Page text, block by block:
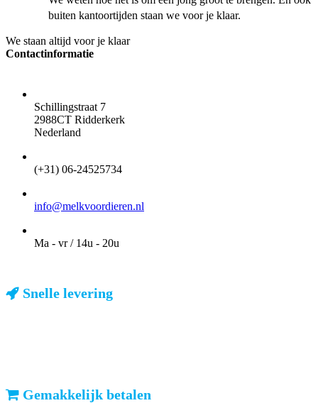
buiten kantoortijden staan we voor je klaar.
We staan altijd voor je klaar
Contactinformatie
Schillingstraat 7
2988CT Ridderkerk
Nederland
(+31) 06-24525734
info@melkvoordieren.nl
Ma - vr / 14u - 20u
Snelle levering
Gemakkelijk betalen